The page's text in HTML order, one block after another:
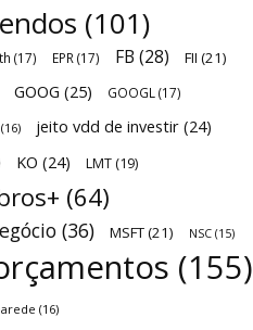
(101)
(17) EPR (17) FB (28) FII (21)
GOOG (25) GOOGL (17)
(16) jeito vdd de investir (24)
KO (24) LMT (19)
(64)
(36) MSFT(21) NSC (15)
(155)
(16)